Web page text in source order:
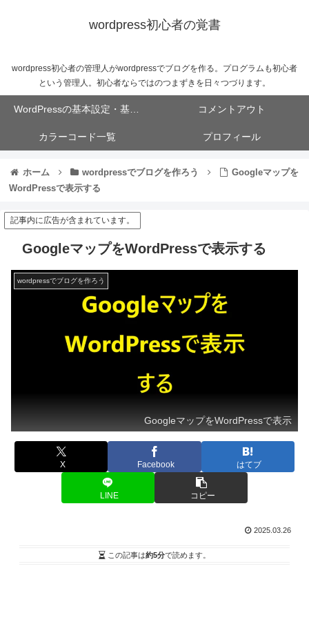
wordpress初心者の覚書
wordpress初心者の管理人がwordpressでブログを作る。プログラムも初心者
という管理人。初心者ならではのつまずきを日々つづります。
WordPressの基本設定・基本操作 コメントアウト
カラーコード一覧 プロフィール
ホーム wordpressでブログを作ろう
Googleマップを
WordPressで表示する
記事内に広告が含まれています。
GoogleマップをWordPressで表示する
wordpressでブログを作ろう
GoogleマップをWordPressで表示
X Facebook はてブ
LINE コピー
2025.03.26
この記事は約5分で読めます。